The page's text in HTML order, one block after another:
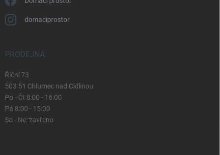
domaciprostor
PRODEJNA
Říční 73
503 51 Chlumec nad Cidlinou
Po - Čt 8:00 - 16:00
Pá 8:00 - 15:00
So - Ne: zavřeno